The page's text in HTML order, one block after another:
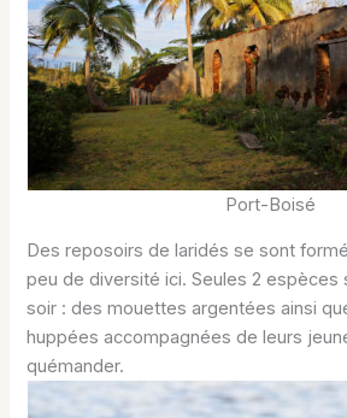
Port-Boisé
Des reposoirs de laridés se sont
peu de diversité ici. Seules 2 espèces
soir : des mouettes argentées ainsi
huppées accompagnées de leurs
quémander.